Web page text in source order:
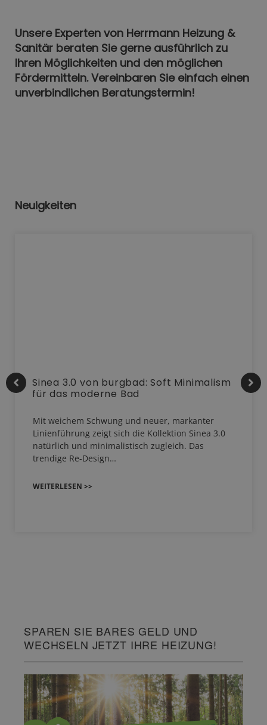
Unsere Experten von Herrmann Heizung &
Sanitär beraten Sie gerne ausführlich zu
Ihren Möglichkeiten und den möglichen
Fördermitteln. Vereinbaren Sie einfach einen
unverbindlichen Beratungstermin!
Neuigkeiten
Sinea 3.0 von burgbad: Soft Minimalism
für das moderne Bad
Mit weichem Schwung und neuer, markanter
Linienführung zeigt sich die Kollektion Sinea 3.0
natürlich und minimalistisch zugleich. Das
trendige Re-Design…
WEITERLESEN >>
SPAREN SIE BARES GELD UND
WECHSELN JETZT IHRE HEIZUNG!